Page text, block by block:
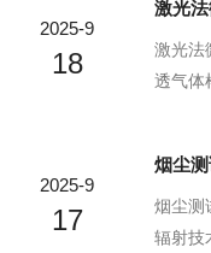
时由温
温度。
镜法，
度。当
光。通
备通常
再经放
样气时
物质相
2025-9
18
激光法
透气体
测光强
计算出
予其高
2025-9
17
烟尘
烟尘测
辐射技